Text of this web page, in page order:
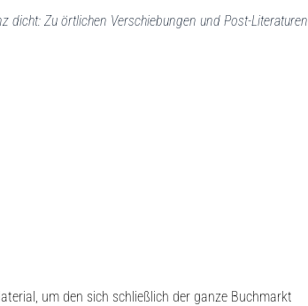
dicht: Zu örtlichen Verschiebungen und Post-Literaturen
um den sich schließlich der ganze Buchmarkt